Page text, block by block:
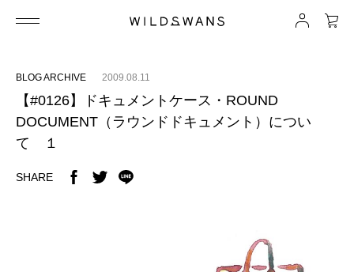
BLOG ARCHIVE 2009.08.11
【#0126】ドキュメントケース・ROUND
DOCUMENT（ラウンドドキュメント）につい
て １
SHARE